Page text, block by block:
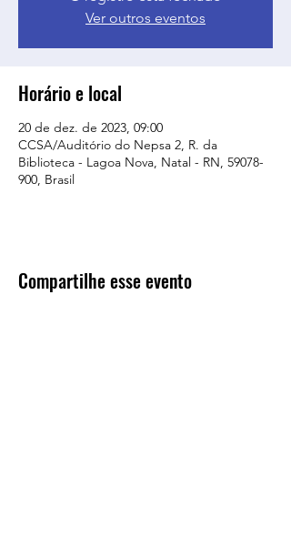
Ver outros eventos
Horário e local
20 de dez. de 2023, 09:00
CCSA/Auditório do Nepsa 2, R. da
Biblioteca - Lagoa Nova, Natal - RN, 59078-
900, Brasil
Compartilhe esse evento